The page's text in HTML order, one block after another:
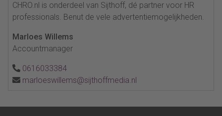
CHRO.nl is onderdeel van Sijthoff, dé partner voor HR
professionals. Benut de vele advertentiemogelijkheden.
Marloes Willems
Accountmanager
0616033384
marloeswillems@sijthoffmedia.nl